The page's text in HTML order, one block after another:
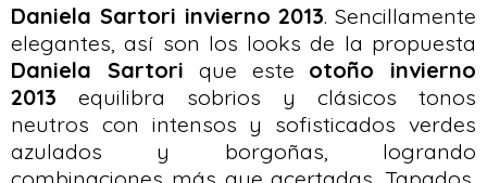
Daniela Sartori invierno 2013. Sencillamente
elegantes, así son los looks de la propuesta
Daniela Sartorique este otoño invierno
2013 equilibra sobrios y clásicos tonos
neutros con intensos y sofisticados verdes
azulados y borgoñas, logrando